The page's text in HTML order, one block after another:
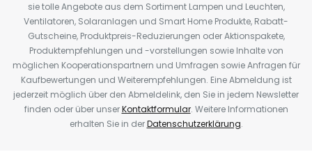
sie tolle Angebote aus dem Sortiment Lampen und Leuchten,
Ventilatoren, Solaranlagen und Smart Home Produkte, Rabatt-
Gutscheine, Produktpreis-Reduzierungen oder Aktionspakete,
Produktempfehlungen und -vorstellungen sowie Inhalte von
möglichen Kooperationspartnern und Umfragen sowie Anfragen für
Kaufbewertungen und Weiterempfehlungen. Eine Abmeldung ist
jederzeit möglich über den Abmeldelink, den Sie in jedem Newsletter
finden oder über unserKontaktformular. Weitere Informationen
erhalten Sie in derDatenschutzerklärung.